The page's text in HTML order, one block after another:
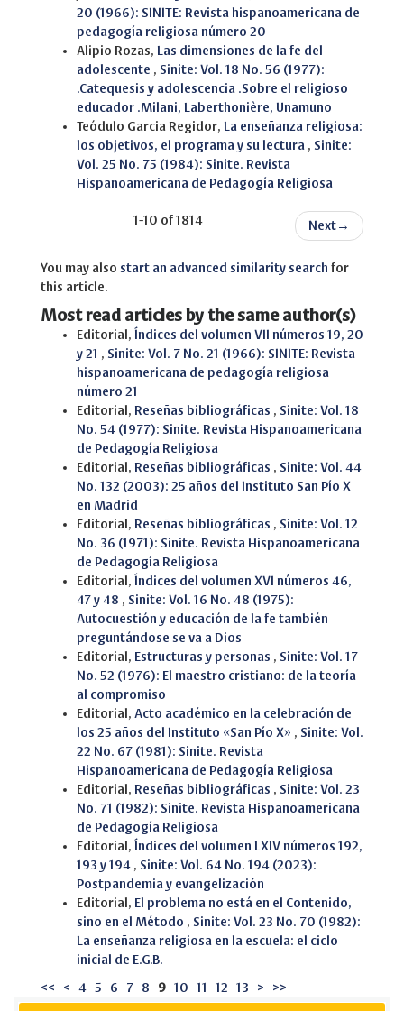
20 (1966): SINITE: Revista hispanoamericana de
pedagogía religiosa número 20
Alipio Rozas, Las dimensiones de la fe del
adolescente , Sinite: Vol. 18 No. 56 (1977):
.Catequesis y adolescencia .Sobre el religioso
educador .Milani, Laberthonière, Unamuno
Teódulo Garcia Regidor, La enseñanza religiosa:
los objetivos, el programa y su lectura , Sinite:
Vol. 25 No. 75 (1984): Sinite. Revista
Hispanoamericana de Pedagogía Religiosa
1-10 of 1814 Next →
You may also start an advanced similarity search for
this article.
Most read articles by the same author(s)
Editorial, Índices del volumen VII números 19, 20
y 21 , Sinite: Vol. 7 No. 21 (1966): SINITE: Revista
hispanoamericana de pedagogía religiosa
número 21
Editorial, Reseñas bibliográficas , Sinite: Vol. 18
No. 54 (1977): Sinite. Revista Hispanoamericana
de Pedagogía Religiosa
Editorial, Reseñas bibliográficas , Sinite: Vol. 44
No. 132 (2003): 25 años del Instituto San Pío X
en Madrid
Editorial, Reseñas bibliográficas , Sinite: Vol. 12
No. 36 (1971): Sinite. Revista Hispanoamericana
de Pedagogía Religiosa
Editorial, Índices del volumen XVI números 46,
47 y 48 , Sinite: Vol. 16 No. 48 (1975):
Autocuestión y educación de la fe también
preguntándose se va a Dios
Editorial, Estructuras y personas , Sinite: Vol. 17
No. 52 (1976): El maestro cristiano: de la teoría
al compromiso
Editorial, Acto académico en la celebración de
los 25 años del Instituto «San Pío X» , Sinite: Vol.
22 No. 67 (1981): Sinite. Revista
Hispanoamericana de Pedagogía Religiosa
Editorial, Reseñas bibliográficas , Sinite: Vol. 23
No. 71 (1982): Sinite. Revista Hispanoamericana
de Pedagogía Religiosa
Editorial, Índices del volumen LXIV números 192,
193 y 194 , Sinite: Vol. 64 No. 194 (2023):
Postpandemia y evangelización
Editorial, El problema no está en el Contenido,
sino en el Método , Sinite: Vol. 23 No. 70 (1982):
La enseñanza religiosa en la escuela: el ciclo
inicial de E.G.B.
<< < 4 5 6 7 8 9 10 11 12 13 > >>